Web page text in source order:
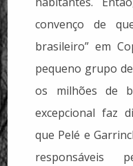
convenço de
brasileiro” em
pequeno grupo
os milhões de
excepcional faz
que Pelé e
responsáveis